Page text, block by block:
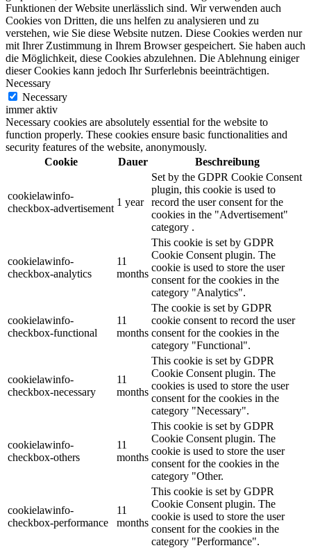
Funktionen der Website unerlässlich sind. Wir verwenden auch
Cookies von Dritten, die uns helfen zu analysieren und zu
verstehen, wie Sie diese Website nutzen. Diese Cookies werden nur
mit Ihrer Zustimmung in Ihrem Browser gespeichert. Sie haben auch
die Möglichkeit, diese Cookies abzulehnen. Die Ablehnung einiger
dieser Cookies kann jedoch Ihr Surferlebnis beeinträchtigen.
Necessary
Necessary
immer aktiv
Necessary cookies are absolutely essential for the website to
function properly. These cookies ensure basic functionalities and
security features of the website, anonymously.
Cookie
Dauer Beschreibung
cookielawinfo-
checkbox-advertisement
1 year
Set by the GDPR Cookie Consent
plugin, this cookie is used to
record the user consent for the
cookies in the "Advertisement"
category .
cookielawinfo-
checkbox-analytics
11
months
This cookie is set by GDPR
Cookie Consent plugin. The
cookie is used to store the user
consent for the cookies in the
category "Analytics".
cookielawinfo-
checkbox-functional
11
months
The cookie is set by GDPR
cookie consent to record the user
consent for the cookies in the
category "Functional".
cookielawinfo-
checkbox-necessary
11
months
This cookie is set by GDPR
Cookie Consent plugin. The
cookies is used to store the user
consent for the cookies in the
category "Necessary".
cookielawinfo-
checkbox-others
11
months
This cookie is set by GDPR
Cookie Consent plugin. The
cookie is used to store the user
consent for the cookies in the
category "Other.
cookielawinfo-
checkbox-performance
11
months
This cookie is set by GDPR
Cookie Consent plugin. The
cookie is used to store the user
consent for the cookies in the
category "Performance".